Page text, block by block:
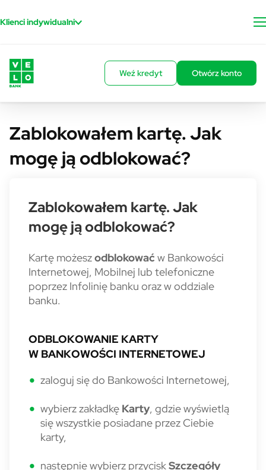
Klienci indywidualni
Weź kredyt Otwórz konto
Zablokowałem kartę. Jak
mogę ją odblokować?
Zablokowałem kartę. Jak
mogę ją odblokować?
Kartę możeszodblokować w Bankowości
Internetowej, Mobilnej lub telefoniczne
poprzez Infolinię banku oraz w oddziale
banku.
ODBLOKOWANIE KARTY
W BANKOWOŚCI INTERNETOWEJ
zaloguj się do Bankowości Internetowej,
wybierz zakładkę Karty, gdzie wyświetlą
się wszystkie posiadane przez Ciebie
karty,
następnie wybierz przyciskSzczegóły